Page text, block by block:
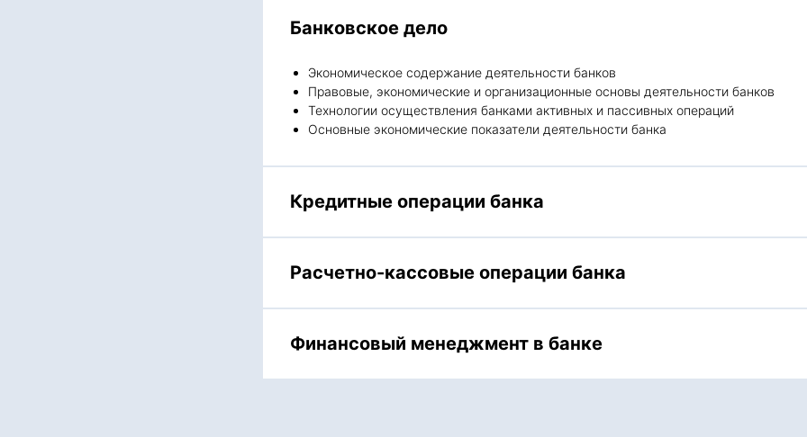
Банковское дело
Экономическое содержание деятельности банков
Правовые, экономические и организационные основы деятельности банков
Технологии осуществления банками активных и пассивных операций
Основные экономические показатели деятельности банка
Кредитные операции банка
Расчетно-кассовые операции банка
Финансовый менеджмент в банке